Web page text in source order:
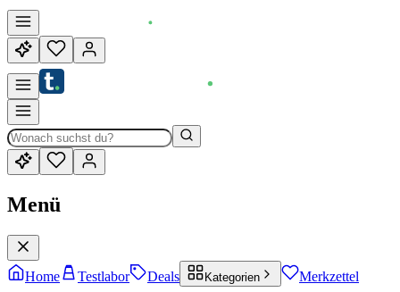
Menü
Home Testlabor Deals Kategorien Merkzettel